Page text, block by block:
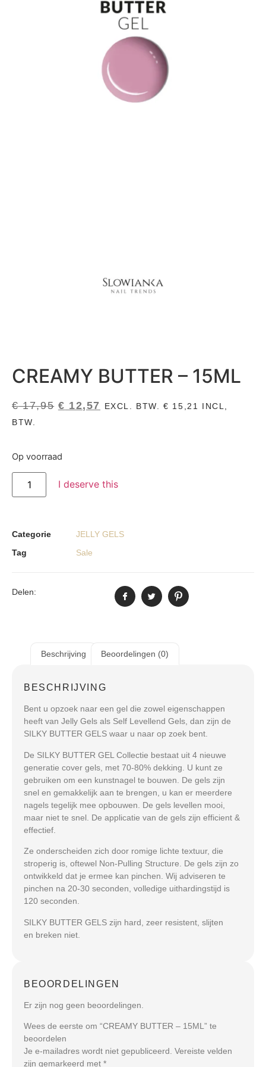
CREAMY BUTTER – 15ML
€17,95 € 12,57 EXCL. BTW.€ 15,21
INCL,
BTW.
Op voorraad
I deserve this
Categorie
JELLY GELS
Tag
Sale
Delen:
Beschrijving Beoordelingen (0)
BESCHRIJVING
Bent u opzoek naar een gel die zowel eigenschappen
heeft van Jelly Gels als Self Levellend Gels, dan zijn de
SILKY BUTTER GELS waar u naar op zoek bent.
De SILKY BUTTER GEL Collectie bestaat uit 4 nieuwe
generatie cover gels, met 70-80% dekking. U kunt ze
gebruiken om een kunstnagel te bouwen. De gels zijn
snel en gemakkelijk aan te brengen, u kan er meerdere
nagels tegelijk mee opbouwen. De gels levellen mooi,
maar niet te snel. De applicatie van de gels zijn efficient &
effectief.
Ze onderscheiden zich door romige lichte textuur, die
stroperig is, oftewel Non-Pulling Structure. De gels zijn zo
ontwikkeld dat je ermee kan pinchen. Wij adviseren te
pinchen na 20-30 seconden, volledige uithardingstijd is
120 seconden.
SILKY BUTTER GELS zijn hard, zeer resistent, slijten
en breken niet.
BEOORDELINGEN
Er zijn nog geen beoordelingen.
Wees de eerste om “CREAMY BUTTER – 15ML” te
beoordelen
Je e-mailadres wordt niet gepubliceerd. Vereiste velden
zijn gemarkeerd met *